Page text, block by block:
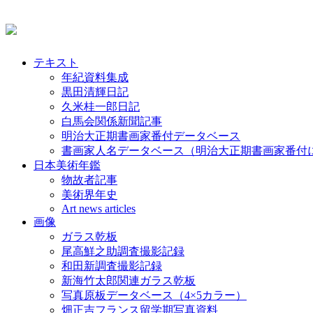
テキスト
年紀資料集成
黒田清輝日記
久米桂一郎日記
白馬会関係新聞記事
明治大正期書画家番付データベース
書画家人名データベース（明治大正期書画家番付
日本美術年鑑
物故者記事
美術界年史
Art news articles
画像
ガラス乾板
尾高鮮之助調査撮影記録
和田新調査撮影記録
新海竹太郎関連ガラス乾板
写真原板データベース（4×5カラー）
畑正吉フランス留学期写真資料